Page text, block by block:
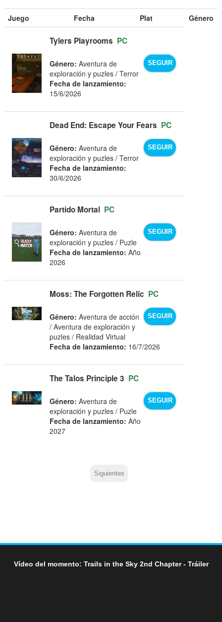
Juego Fecha Plat Género
Tylers Playrooms PC
SEGUIR
Género: Aventura de
exploración y puzles / Terror
Fecha de lanzamiento:
15/6/2026
Dead End: Escape Your Fears PC
SEGUIR
Género: Aventura de
exploración y puzles / Terror
Fecha de lanzamiento:
30/6/2026
Partido Mortal PC
SEGUIR
Género: Aventura de
exploración y puzles / Puzle
Fecha de lanzamiento: Año
2026
Moss: The Forgotten Relic PC
SEGUIR
Género: Aventura de acción
/ Aventura de exploración y
puzles / Realidad Virtual
Fecha de lanzamiento: 16/7/2026
The Talos Principle 3 PC
SEGUIR
Género: Aventura de
exploración y puzles / Puzle
Fecha de lanzamiento: Año
2027
Siguientes
Vídeo del momento: Trails in the Sky 2nd Chapter - Tráiler